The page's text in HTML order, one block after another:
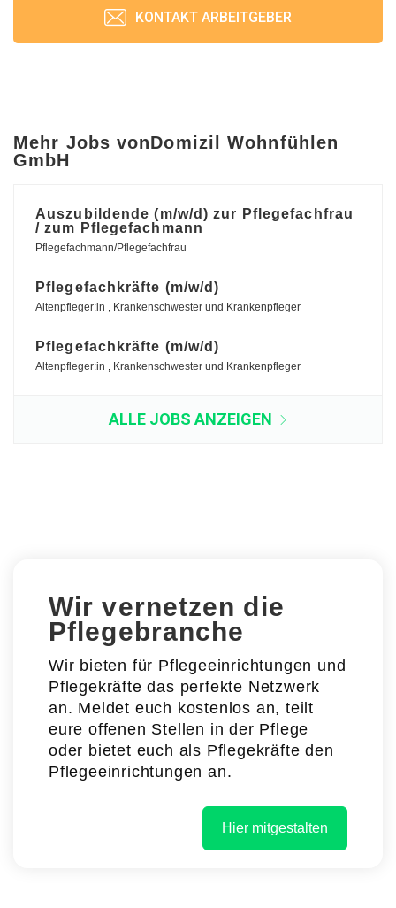
KONTAKT ARBEITGEBER
Mehr Jobs vonDomizil Wohnfühlen
GmbH
Auszubildende (m/w/d) zur Pflegefachfrau
/ zum Pflegefachmann
Pflegefachmann/Pflegefachfrau
Pflegefachkräfte (m/w/d)
Altenpfleger:in , Krankenschwester und Krankenpfleger
Pflegefachkräfte (m/w/d)
Altenpfleger:in , Krankenschwester und Krankenpfleger
ALLE JOBS ANZEIGEN
Wir vernetzen die
Pflegebranche
Wir bieten für Pflegeeinrichtungen und
Pflegekräfte das perfekte Netzwerk
an. Meldet euch kostenlos an, teilt
eure offenen Stellen in der Pflege
oder bietet euch als Pflegekräfte den
Pflegeeinrichtungen an.
Hier mitgestalten